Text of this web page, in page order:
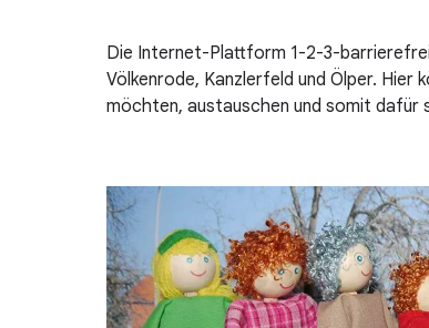
Die Internet-Plattform 1-2-3-
Völkenrode, Kanzlerfeld und Ölper. Hier
möchten, austauschen und somit